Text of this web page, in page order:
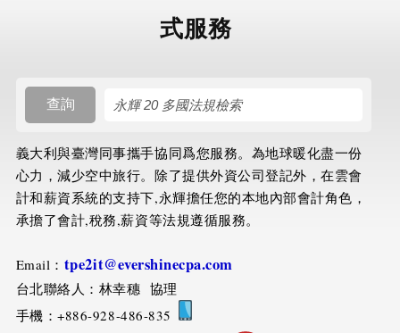
式服務
查詢
義大利與臺灣同事攜手協同爲您服務。為地球暖化盡一份
心力，減少空中旅行。除了提供外資公司登記外，在雲會
計和薪資系統的支持下,永輝擔任您的本地內部會計角色，
承擔了會計,稅務,薪資等法規遵循服務。
Email： tpe2it@evershinecpa.com
台北聯絡人：林幸穗 協理
手機：+886-928-486-835